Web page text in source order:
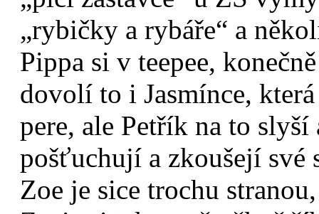
„rybičky a rybáře“ a
Pippa si v teepee,
dovolí to i Jasmínce,
pere, ale Petřík na to
pošťuchují a zkoušejí své
Zoe je sice trochu